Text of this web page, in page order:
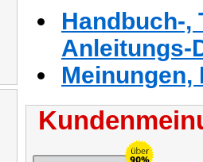
Handbuch-,
Anleitungs-